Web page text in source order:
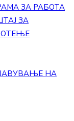
ЗА РАБОТА
ЗА
НА